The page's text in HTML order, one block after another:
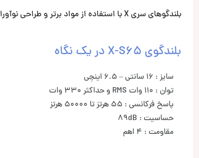
بلندگوهای سری X با استفاده از مواد برتر و طراحی نوآورانه و فناوری های اثبات شده ساخته شده اند.
بلندگوی X-S65 در یک نگاه
سایز : 16 سانتی – 6.5 اینچی
توان : 110 وات RMS و حداکثر 330 وات
پاسخ فرکانسی : 55 هرتز تا 50000 هرتز
حساسیت : 89dB
مقاومت : 4 اهم